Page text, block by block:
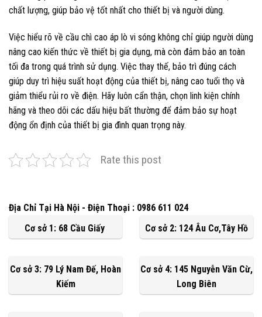
chất lượng, giúp bảo vệ tốt nhất cho thiết bị và người dùng.
Việc hiểu rõ về cầu chì cao áp lò vi sóng không chỉ giúp người dùng
nâng cao kiến thức về thiết bị gia dụng, mà còn đảm bảo an toàn
tối đa trong quá trình sử dụng. Việc thay thế, bảo trì đúng cách
giúp duy trì hiệu suất hoạt động của thiết bị, nâng cao tuổi thọ và
giảm thiểu rủi ro về điện. Hãy luôn cẩn thận, chọn linh kiện chính
hãng và theo dõi các dấu hiệu bất thường để đảm bảo sự hoạt
động ổn định của thiết bị gia đình quan trọng này.
Rate this post
Địa Chỉ Tại Hà Nội - Điện Thoại : 0986 611 024
Cơ sở 1: 68 Cầu Giấy
Cơ sở 2: 124 Âu Cơ,Tây Hồ
Cơ sở 3: 79 Lý Nam Đế, Hoàn
Kiếm
Cơ sở 4: 145 Nguyễn Văn Cừ,
Long Biên